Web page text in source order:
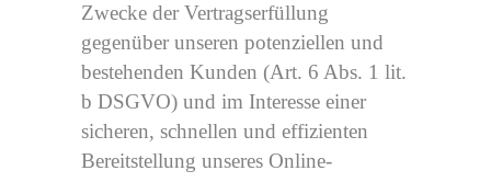
Zwecke der Vertragserfüllung
gegenüber unseren potenziellen und
bestehenden Kunden (Art. 6 Abs. 1 lit.
b DSGVO) und im Interesse einer
sicheren, schnellen und effizienten
Bereitstellung unseres Online-